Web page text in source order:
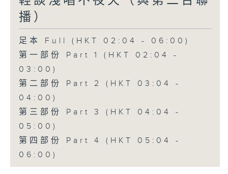
播）
足本 Full (HKT 02:04 - 06:00)
第一部份 Part 1 (HKT 02:04 -
03:00)
第二部份 Part 2 (HKT 03:04 -
04:00)
第三部份 Part 3 (HKT 04:04 -
05:00)
第四部份 Part 4 (HKT 05:04 -
06:00)